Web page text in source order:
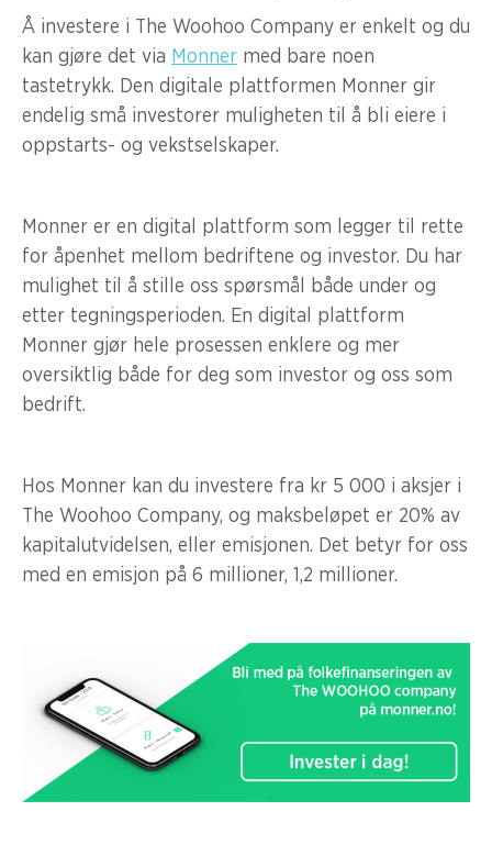
Å investere i The Woohoo Company er enkelt og du
kan gjøre det via Monner med bare noen
tastetrykk. Den digitale plattformen Monner gir
endelig små investorer muligheten til å bli eiere i
oppstarts- og vekstselskaper.
Monner er en digital plattform som legger til rette
for åpenhet mellom bedriftene og investor. Du har
mulighet til å stille oss spørsmål både under og
etter tegningsperioden. En digital plattform
Monner gjør hele prosessen enklere og mer
oversiktlig både for deg som investor og oss som
bedrift.
Hos Monner kan du investere fra kr 5 000 i aksjer i
The Woohoo Company, og maksbeløpet er 20% av
kapitalutvidelsen, eller emisjonen. Det betyr for oss
med en emisjon på 6 millioner, 1,2 millioner.